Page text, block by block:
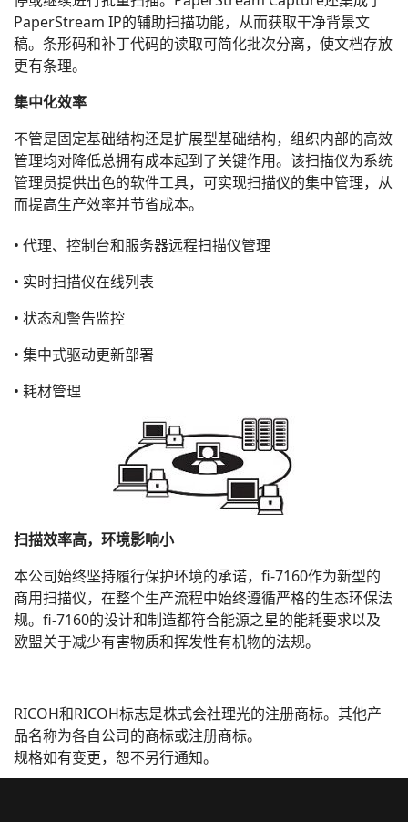
PaperStream IP的辅助扫描功能，从而获取干净背景文
稿。条形码和补丁代码的读取可简化批次分离，使文档存放
更有条理。
集中化效率
不管是固定基础结构还是扩展型基础结构，组织内部的高效
管理均对降低总拥有成本起到了关键作用。该扫描仪为系统
管理员提供出色的软件工具，可实现扫描仪的集中管理，从
而提高生产效率并节省成本。
• 代理、控制台和服务器远程扫描仪管理
• 实时扫描仪在线列表
• 状态和警告监控
• 集中式驱动更新部署
• 耗材管理
扫描效率高，环境影响小
本公司始终坚持履行保护环境的承诺，fi-7160作为新型的
商用扫描仪，在整个生产流程中始终遵循严格的生态环保法
规。fi-7160的设计和制造都符合能源之星的能耗要求以及
欧盟关于减少有害物质和挥发性有机物的法规。
RICOH和RICOH标志是株式会社理光的注册商标。其他产
品名称为各自公司的商标或注册商标。
规格如有变更，恕不另行通知。